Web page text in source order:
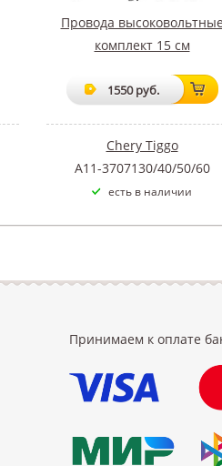
Провода
комплект 15 cм
1550 руб.
Chery Tiggo
A11-3707130/40/50/60
есть в наличии
Принимаем к оплате